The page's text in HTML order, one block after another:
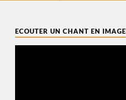
ECOUTER UN CHANT EN IMAGE